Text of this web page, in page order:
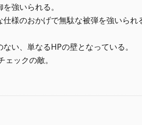
強いられる。
様のおかげで無駄な被弾を強いられ
い、単なるHPの壁となっている。
ックの敵。